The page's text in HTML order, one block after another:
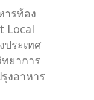
ารท้อง
Local
ประเทศ
ยาการ
งอาหาร